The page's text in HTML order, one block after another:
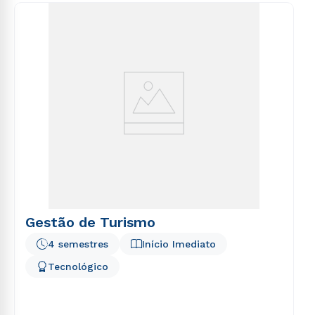
Gestão de Turismo
Início Imediato
4 semestres
Tecnológico